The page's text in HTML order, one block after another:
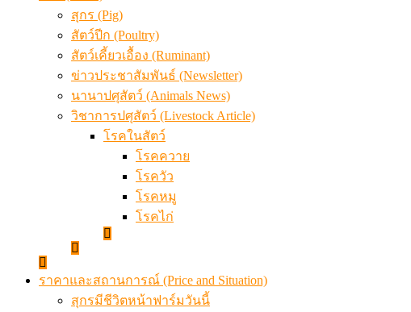
สุกร (Pig)
สัตว์ปีก (Poultry)
สัตว์เคี้ยวเอื้อง (Ruminant)
ข่าวประชาสัมพันธ์ (Newsletter)
นานาปศุสัตว์ (Animals News)
วิชาการปศุสัตว์ (Livestock Article)
โรคในสัตว์
โรคควาย
โรควัว
โรคหมู
โรคไก่
ราคาและสถานการณ์ (Price and Situation)
สุกรมีชีวิตหน้าฟาร์มวันนี้